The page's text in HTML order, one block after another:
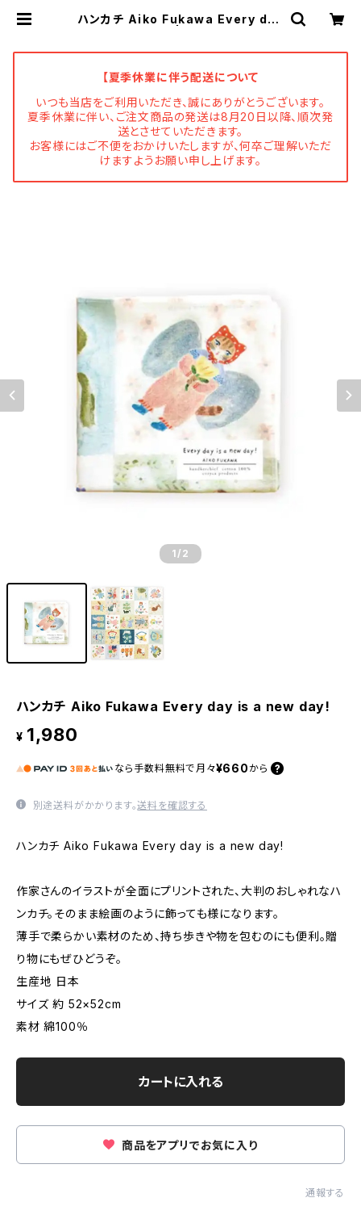
ハンカチ Aiko Fukawa Every day
ん フルネノネコ
【夏季休業に伴う配送について
いつも当店をご利用いただき、誠にありがとうございます。
夏季休業に伴い、ご注文商品の発送は8月20日以降、順次発
送とさせていただきます。
お客様にはご不便をおかけいたしますが、何卒ご理解いただ
けますようお願い申し上げます。
1 /2
ハンカチ Aiko Fukawa Every day is a new day!
¥ 1,980
なら 手数料無料で 月々¥660 から
別途送料がかかります。送料を確認する
ハンカチ Aiko Fukawa Every day is a new day!
作家さんのイラストが全面にプリントされた、大判のおしゃれなハ
ンカチ。そのまま絵画のように飾っても様になります。
薄手で柔らかい素材のため、持ち歩きや物を包むのにも便利。贈
り物にもぜひどうぞ。
生産地 日本
サイズ 約 52×52cm
素材 綿100％
カートに入れる
商品をアプリでお気に入り
通報する